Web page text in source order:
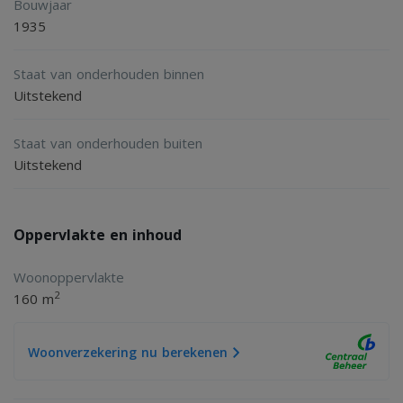
Also in this rental house:
- Separate shower x2
- Bath tub
- Separate toilet
- Storage: shed
- Energy label: A+
- Garden
Bouwjaar
1935
Staat van onderhouden binnen
Uitstekend
Staat van onderhouden buiten
Uitstekend
Oppervlakte en inhoud
Woonoppervlakte
160 m2
Woonverzekering nu berekenen